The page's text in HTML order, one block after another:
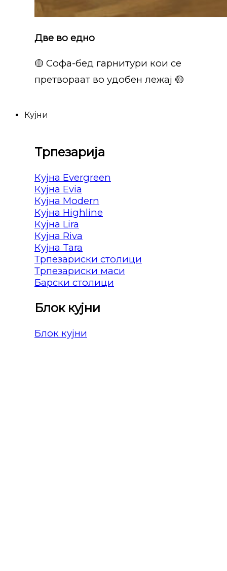
Две во едно
🟡 Софа-бед гарнитури кои се
претвораат во удобен лежај 🟡
Кујни
Трпезарија
Кујна Evergreen
Кујна Evia
Кујна Modern
Кујна Highline
Кујна Lira
Кујна Riva
Кујна Tara
Трпезариски столици
Трпезариски маси
Барски столици
Блок кујни
Блок кујни